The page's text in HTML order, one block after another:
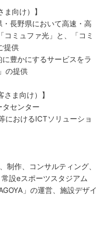
向け）】
長野県において高速・高
ミュファ光」と、「コミ
提供
豊かにするサービスをラ
の提供
ま向け）】
センター
におけるICTソリューショ
制作、コンサルティング、
設eスポーツスタジアム
」の運営、施設デザイ